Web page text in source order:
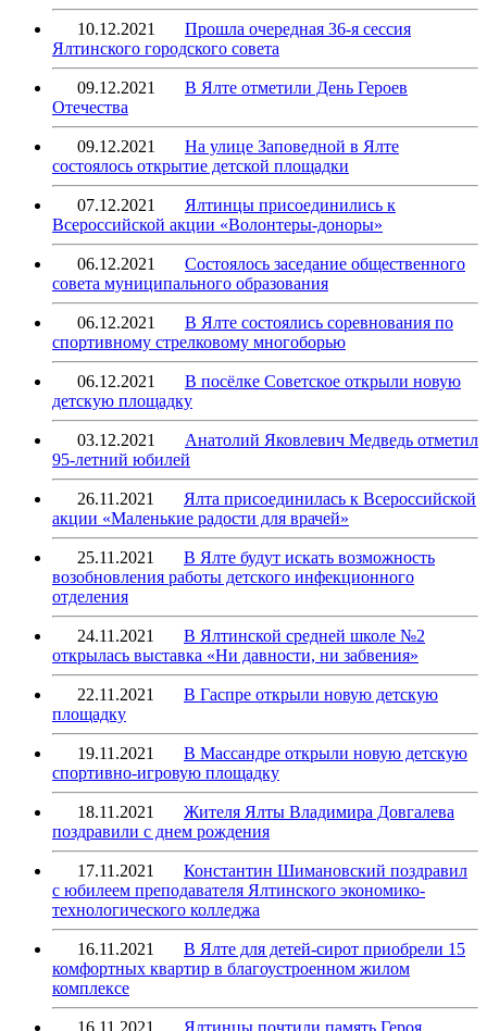
10.12.2021
Прошла очередная 36-я сессия
Ялтинского городского совета
09.12.2021
В Ялте отметили День Героев
Отечества
09.12.2021
На улице Заповедной в Ялте
состоялось открытие детской площадки
07.12.2021
Ялтинцы присоединились к
Всероссийской акции «Волонтеры-доноры»
06.12.2021
Состоялось заседание общественного
совета муниципального образования
06.12.2021
В Ялте состоялись соревнования по
спортивному стрелковому многоборью
06.12.2021
В посёлке Советское открыли новую
детскую площадку
03.12.2021
Анатолий Яковлевич Медведь отметил
95-летний юбилей
26.11.2021
Ялта присоединилась к Всероссийской
акции «Маленькие радости для врачей»
25.11.2021
В Ялте будут искать возможность
возобновления работы детского инфекционного
отделения
24.11.2021
В Ялтинской средней школе №2
открылась выставка «Ни давности, ни забвения»
22.11.2021
В Гаспре открыли новую детскую
площадку
19.11.2021
В Массандре открыли новую детскую
спортивно-игровую площадку
18.11.2021
Жителя Ялты Владимира Довгалева
поздравили с днем рождения
17.11.2021
Константин Шимановский поздравил
с юбилеем преподавателя Ялтинского экономико-
технологического колледжа
16.11.2021
В Ялте для детей-сирот приобрели 15
комфортных квартир в благоустроенном жилом
комплексе
16.11.2021
Ялтинцы почтили память Героя